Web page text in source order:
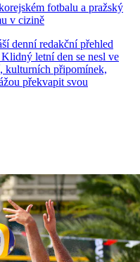
fotbalu a pražský
v cizině
denní redakční přehled
letní den se nesl ve
kulturních připomínek,
překvapit svou